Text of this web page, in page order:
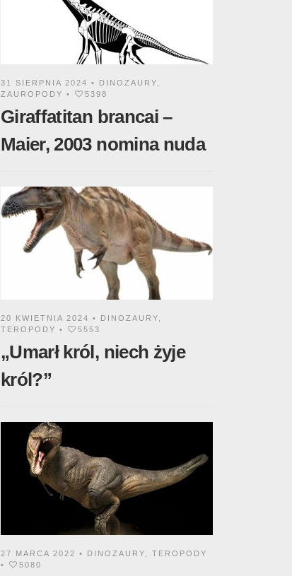
31 SIERPNIA 2024 • DINOZAURY
ZAUROPODY • 5398
Giraffatitan brancai –
Maier, 2003 nomina nuda
20 KWIETNIA 2024 • DINOZAURY
TEROPODY • 5553
„Umarł król, niech żyje
król?”
27 MARCA 2022 • DINOZAURY
TEROPODY
•
5080